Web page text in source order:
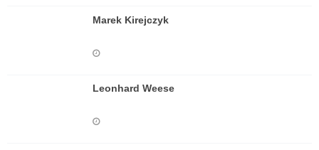
Marek Kirejczyk
Leonhard Weese